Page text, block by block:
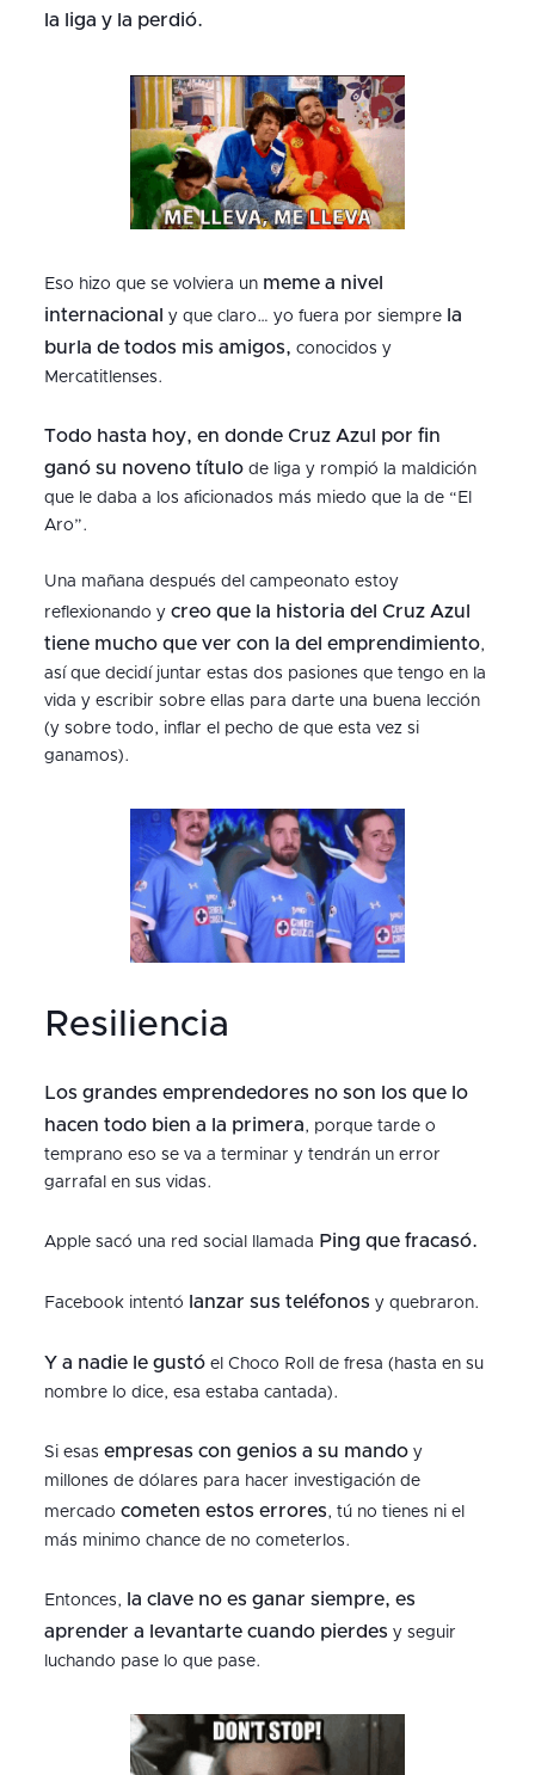
la liga y la perdió.
Eso hizo que se volviera un meme a nivel
internacional
y que claro… yo fuera por siempre la
burla de todos mis amigos, conocidos y
Mercatitlenses.
Todo hasta hoy, en donde Cruz Azul por fin
ganó su noveno títulode liga y rompió la maldición
que le daba a los aficionados más miedo que la de “El
Aro”.
Una mañana después del campeonato estoy
reflexionando y creo que la historia del Cruz Azul
tiene mucho que ver con la del emprendimiento,
así que decidí juntar estas dos pasiones que tengo en la
vida y escribir sobre ellas para darte una buena lección
(y sobre todo, inflar el pecho de que esta vez si
ganamos).
Resiliencia
Los grandes emprendedores no son los que lo
hacen todo bien a la primera, porque tarde o
temprano eso se va a terminar y tendrán un error
garrafal en sus vidas.
Apple sacó una red social llamada Ping que fracasó.
Facebook intentó lanzar sus teléfonos y quebraron.
Y a nadie le gustóel Choco Roll de fresa (hasta en su
nombre lo dice, esa estaba cantada).
Si esas empresas con genios a su mandoy
millones de dólares para hacer investigación de
mercado cometen estos errores, tú no tienes ni el
más minimo chance de no cometerlos.
Entonces,
la clave no es ganar siempre, es
aprender a levantarte cuando pierdes y seguir
luchando pase lo que pase.